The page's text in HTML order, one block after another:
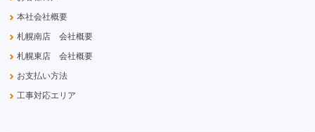
本社会社概要
札幌南店 会社概要
札幌東店 会社概要
お支払い方法
工事対応エリア